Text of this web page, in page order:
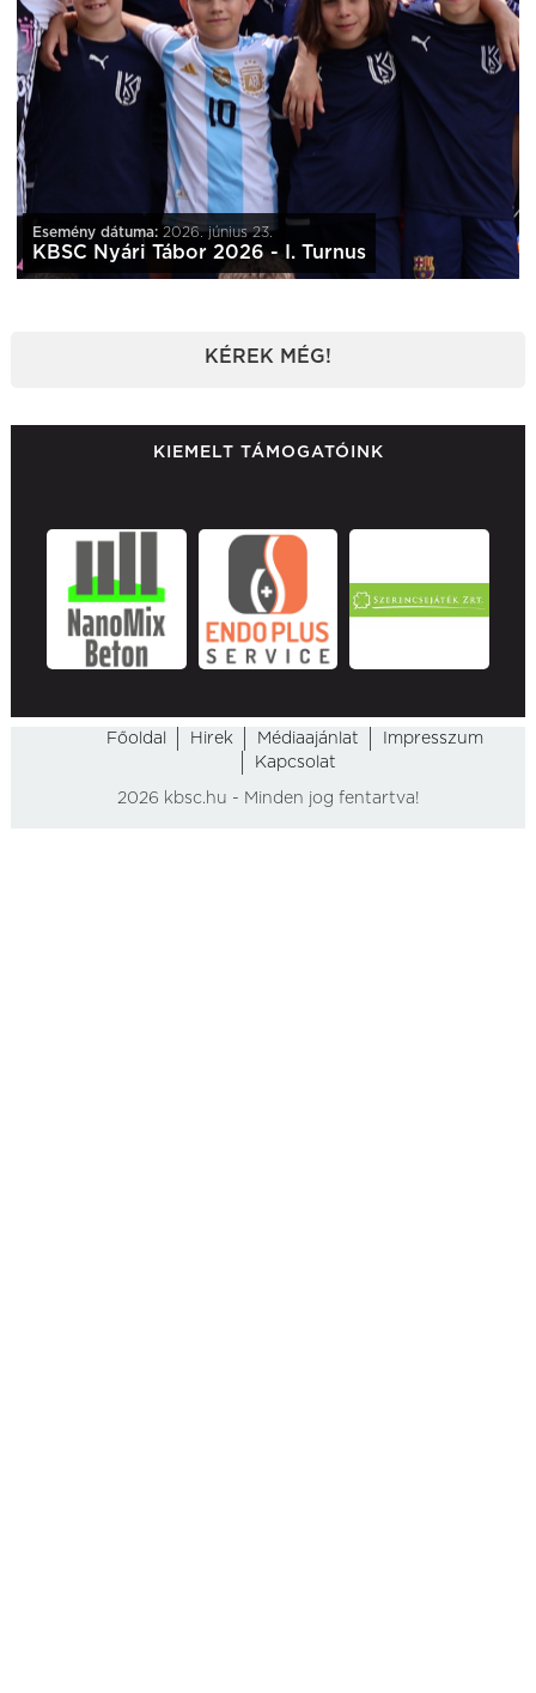
Esemény dátuma: 2026. június 23.
KBSC Nyári Tábor 2026 - I. Turnus
KÉREK MÉG!
KIEMELT TÁMOGATÓINK
Főoldal Hirek Médiaajánlat
Impresszum
Kapcsolat
2026 kbsc.hu - Minden jog fentartva!